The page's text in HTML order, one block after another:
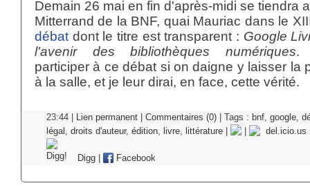
Demain 26 mai en fin d'après-midi se tiendra
Mitterrand de la BNF, quai Mauriac dans le
débat dont le titre est transparent : Google
l'avenir des bibliothèques numériques.
participer à ce débat si on daigne y laisser la
à la salle, et je leur dirai, en face, cette vérité.
23:44 | Lien permanent Commentaires (0) | Tags : bnf, google,
légal , droits d'auteur, édition, livre, littérature del.icio.us
Digg Facebook